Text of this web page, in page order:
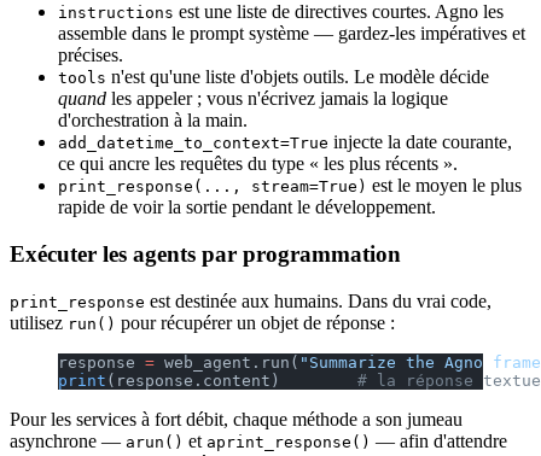
instructions est une liste de directives courtes. Agno les
assemble dans le prompt système — gardez-les impératives et
précises.
tools n'est qu'une liste d'objets outils. Le modèle décide
quand les appeler ; vous n'écrivez jamais la logique
d'orchestration à la main.
add_datetime_to_context=True injecte la date courante,
ce qui ancre les requêtes du type « les plus récents ».
print_response(..., stream=True) est le moyen le plus
rapide de voir la sortie pendant le développement.
Exécuter les agents par programmation
print_response est destinée aux humains. Dans du vrai code,
utilisez run() pour récupérer un objet de réponse :
response = web_agent.run( "Summarize the Agno
print (response.content) # la réponse
Pour les services à fort débit, chaque méthode a son jumeau
asynchrone — arun() et aprint_response() — afin d'attendre